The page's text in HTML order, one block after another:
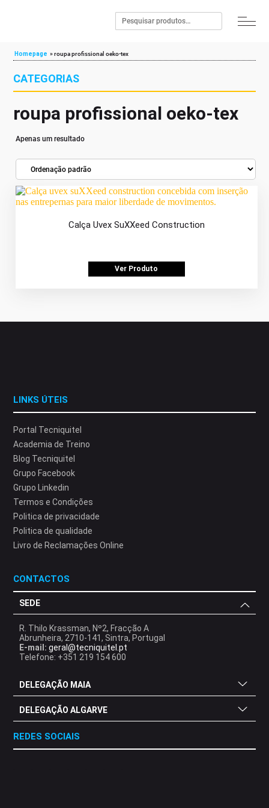
Homepage »roupa profissional oeko-tex
CATEGORIAS
roupa profissional oeko-tex
Apenas um resultado
Calça Uvex SuXXeed Construction
Ver Produto
LINKS ÚTEIS
Portal Tecniquitel
Academia de Treino
Blog Tecniquitel
Grupo Facebook
Grupo Linkedin
Termos e Condições
Politica de privacidade
Politica de qualidade
Livro de Reclamações Online
CONTACTOS
SEDE
R. Thilo Krassman, Nº2, Fracção A
Abrunheira, 2710-141, Sintra, Portugal
E-mail: geral@tecniquitel.pt
Telefone: +351 219 154 600
DELEGAÇÃO MAIA
DELEGAÇÃO ALGARVE
REDES SOCIAIS